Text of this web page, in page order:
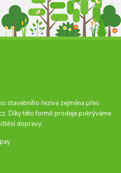
stavebního řeziva zejména přes
. Díky této formě prodeje pokrýváme
dopravy.